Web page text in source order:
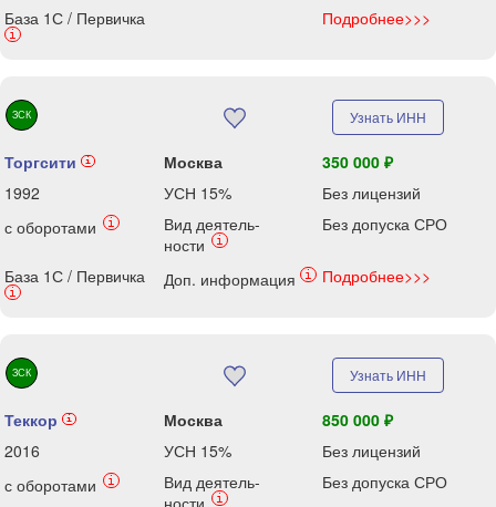
База 1С / Первичка
i
Подробнее>>>
ЗСК Узнать ИНН
Торгсити i Москва
350 000 ₽
1992
УСН 15%
Без лицензий
с оборотами
i
Вид деятель-
ности
i
Без допуска СРО
База 1С / Первичка
i
Доп. информация i Подробнее>>>
ЗСК Узнать ИНН
Теккор i Москва
850 000 ₽
2016
УСН 15%
Без лицензий
с оборотами
i
Вид деятель-
i
Без допуска СРО